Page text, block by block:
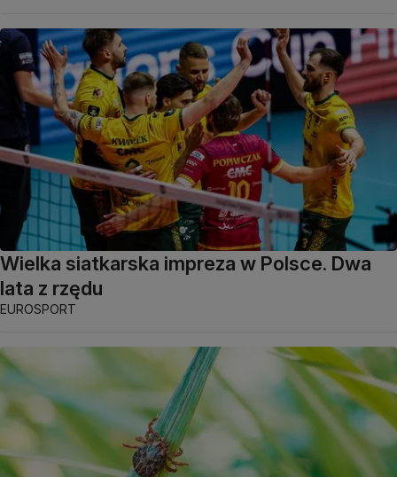
Wielka siatkarska impreza w Polsce. Dwa
lata z rzędu
EUROSPORT